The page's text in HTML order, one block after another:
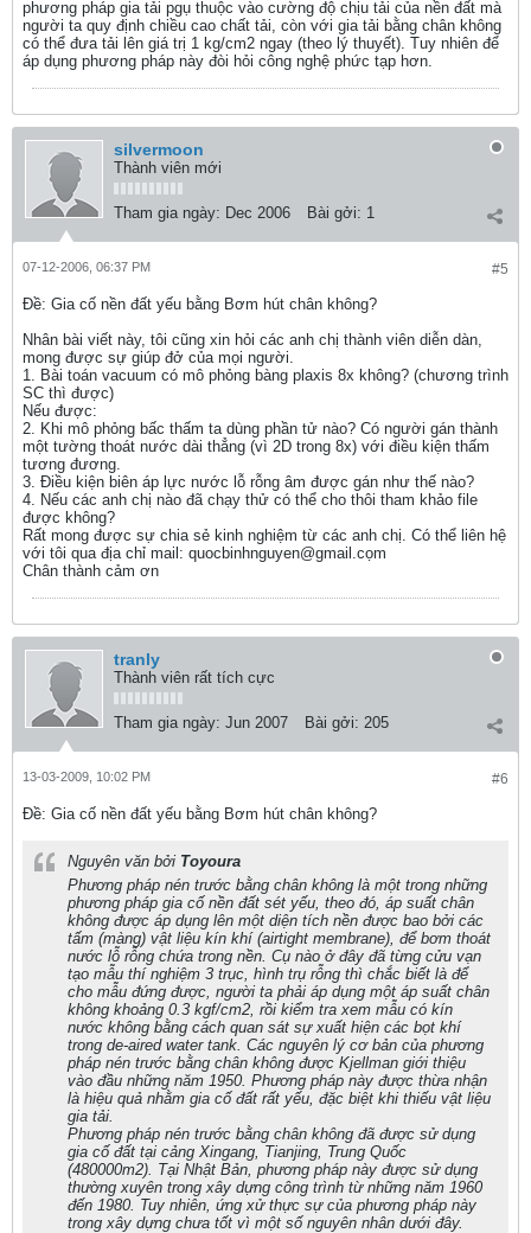
phương pháp gia tải pgụ thuộc vào cường độ chịu tải của nền đất mà
người ta quy định chiều cao chất tải, còn với gia tải bằng chân không
có thể đưa tải lên giá trị 1 kg/cm2 ngay (theo lý thuyết). Tuy nhiên để
áp dụng phương pháp này đòi hỏi công nghệ phức tạp hơn.
silvermoon
Thành viên mới
Tham gia ngày: Dec 2006 Bài gởi: 1
#5
07-12-2006, 06:37 PM
Ðề: Gia cố nền đất yếu bằng Bơm hút chân không?
Nhân bài viết này, tôi cũng xin hỏi các anh chị thành viên diễn dàn,
mong được sự giúp đở của mọi người.
1. Bài toán vacuum có mô phỏng bàng plaxis 8x không? (chương trình
SC thì được)
Nếu được:
2. Khi mô phỏng bấc thấm ta dùng phần tử nào? Có người gán thành
một tường thoát nước dài thẳng (vì 2D trong 8x) với điều kiện thấm
tương đương.
3. Điều kiện biên áp lực nước lỗ rỗng âm được gán như thế nào?
4. Nếu các anh chị nào đã chạy thử có thể cho thôi tham khảo file
được không?
Rất mong được sự chia sẻ kinh nghiệm từ các anh chị. Có thể liên hệ
với tôi qua địa chỉ mail: quocbinhnguyen@gmail.cọm
Chân thành cảm ơn
tranly
Thành viên rất tích cực
Tham gia ngày: Jun 2007 Bài gởi: 205
#6
13-03-2009, 10:02 PM
Ðề: Gia cố nền đất yếu bằng Bơm hút chân không?
Nguyên văn bởi Toyoura
Phương pháp nén trước bằng chân không là một trong những
phương pháp gia cố nền đất sét yếu, theo đó, áp suất chân
không được áp dụng lên một diện tích nền được bao bởi các
tấm (màng) vật liệu kín khí (airtight membrane), để bơm thoát
nước lỗ rỗng chứa trong nền. Cụ nào ở đây đã từng cửu vạn
tạo mẫu thí nghiệm 3 trục, hình trụ rỗng thì chắc biết là để
cho mẫu đứng được, người ta phải áp dụng một áp suất chân
không khoảng 0.3 kgf/cm2, rồi kiểm tra xem mẫu có kín
nước không bằng cách quan sát sự xuất hiện các bọt khí
trong de-aired water tank. Các nguyên lý cơ bản của phương
pháp nén trước bằng chân không được Kjellman giới thiệu
vào đầu những năm 1950. Phương pháp này được thừa nhận
là hiệu quả nhằm gia cố đất rất yếu, đặc biệt khi thiếu vật liệu
gia tải.
Phương pháp nén trước bằng chân không đã được sử dụng
gia cố đất tại cảng Xingang, Tianjing, Trung Quốc
(480000m2). Tại Nhật Bản, phương pháp này được sử dụng
thường xuyên trong xây dựng công trình từ những năm 1960
đến 1980. Tuy nhiên, ứng xử thực sự của phương pháp này
trong xây dựng chưa tốt vì một số nguyên nhân dưới đây.